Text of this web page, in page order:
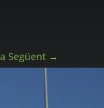
Següent→